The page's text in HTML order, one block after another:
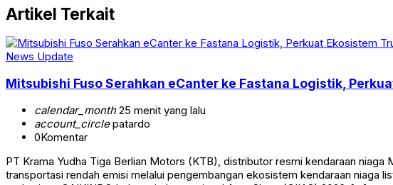
Artikel Terkait
News Update
Mitsubishi Fuso Serahkan eCanter ke Fastana Logistik,
calendar_month25 menit yang lalu
account_circlepatardo
0Komentar
PT Krama Yudha Tiga Berlian Motors (KTB), distributor resmi kendaraan
transportasi rendah emisi melalui pengembangan ekosistem kendaraan niaga